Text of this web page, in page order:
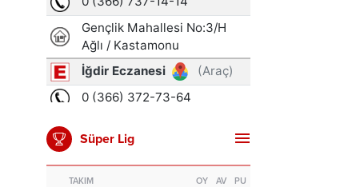
Süper Lig
TAKIM OY AV PU